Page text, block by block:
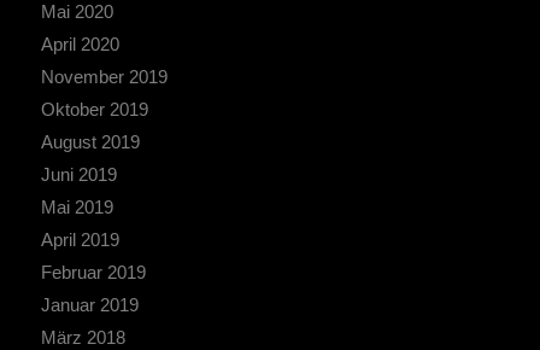
Mai 2020
April 2020
November 2019
Oktober 2019
August 2019
Juni 2019
Mai 2019
April 2019
Februar 2019
Januar 2019
März 2018